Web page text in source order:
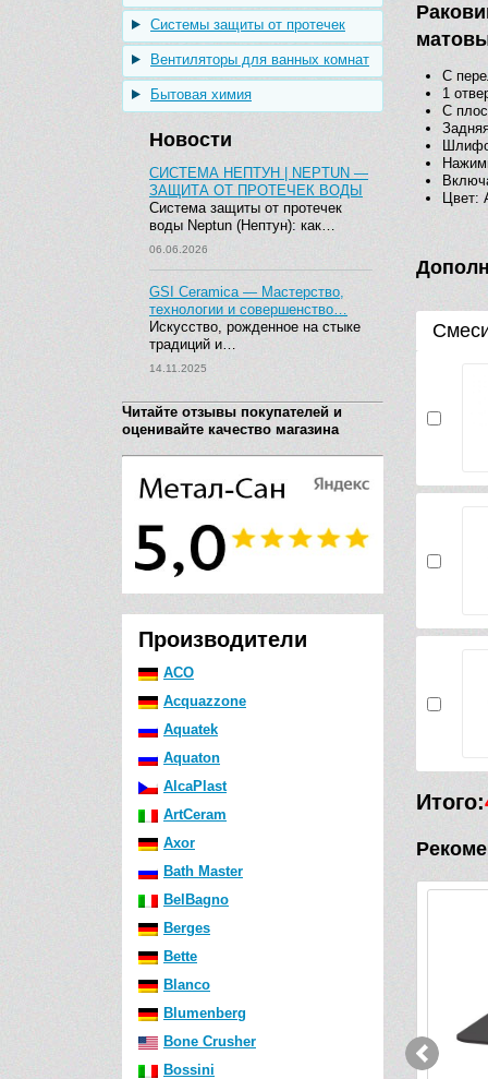
Системы защиты от протечек
Вентиляторы для ванных комнат
Бытовая химия
Новости
СИСТЕМА НЕПТУН | NEPTUN —
ЗАЩИТА ОТ ПРОТЕЧЕК ВОДЫ
Система защиты от протечек
воды Neptun (Нептун): как…
06.06.2026
GSI Ceramica — Мастерство,
технологии и совершенство…
Искусство, рожденное на стыке
традиций и…
14.11.2025
Читайте отзывы покупателей и
оценивайте качество магазина
Производители
ACO
Acquazzone
Aquatek
Aquaton
AlcaPlast
ArtCeram
Axor
Bath Master
BelBagno
Berges
Bette
Blanco
Blumenberg
Bone Crusher
Bossini
С
1
С
Цвет:
Итого: